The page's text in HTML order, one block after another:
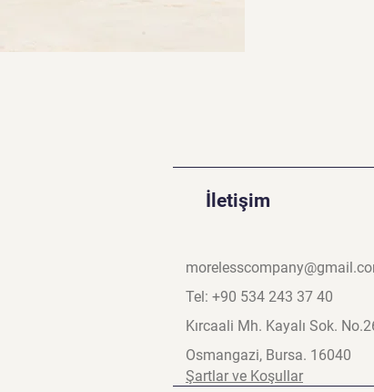
İletişim
Tel: +90 534 243 37 40
Kırcaali Mh. Kayalı Sok.
Osmangazi, Bursa. 16040
Şartlar ve Koşullar